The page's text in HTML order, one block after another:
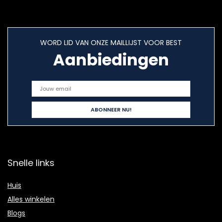
WORD LID VAN ONZE MAILLIJST VOOR BEST
Aanbiedingen
Snelle links
Huis
Alles winkelen
Blogs